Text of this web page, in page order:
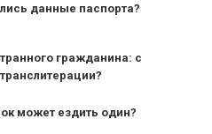
данные паспорта?
гражданина: с
может ездить один?